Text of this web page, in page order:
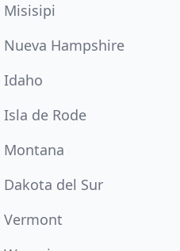
Misisipi
Nueva Hampshire
Idaho
Isla de Rode
Montana
Dakota del Sur
Vermont